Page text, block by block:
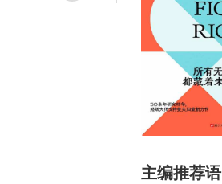
主编推荐语